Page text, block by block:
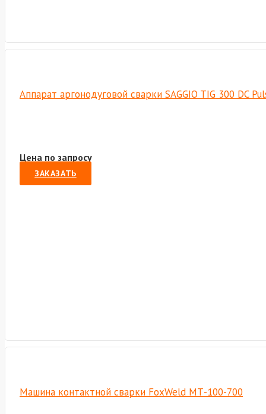
Аппарат аргонодуговой сварки SAGGIO TIG 300 DC
Цена по запросу
ЗАКАЗАТЬ
Машина контактной сварки FoxWeld МТ-100-700